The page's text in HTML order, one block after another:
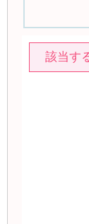
該当す